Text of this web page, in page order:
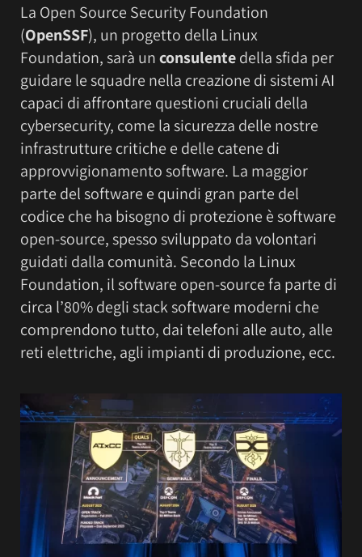
La Open Source Security Foundation
(OpenSSF), un progetto della Linux
Foundation, sarà unconsulentedella sfida per
guidare le squadre nella creazione di sistemi AI
capaci di affrontare questioni cruciali della
cybersecurity, come la sicurezza delle nostre
infrastrutture critiche e delle catene di
approvvigionamento software. La maggior
parte del software e quindi gran parte del
codice che ha bisogno di protezione è software
open-source, spesso sviluppato da volontari
guidati dalla comunità. Secondo la Linux
Foundation, il software open-source fa parte di
circa l’80% degli stack software moderni che
comprendono tutto, dai telefoni alle auto, alle
reti elettriche, agli impianti di produzione, ecc.